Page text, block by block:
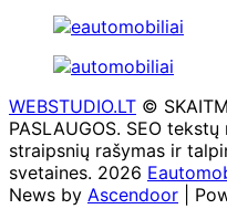
WEBSTUDIO.LT ©
PASLAUGOS. SEO
straipsnių rašymas ir
svetaines. 2026
News by Ascendoor |